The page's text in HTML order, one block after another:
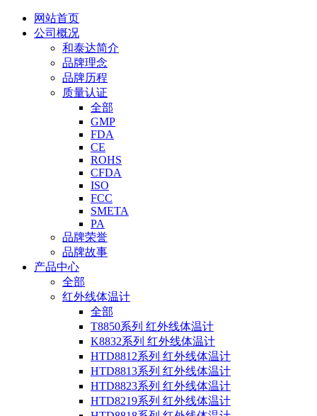
网站首页
公司概况
和泰达简介
品牌理念
品牌历程
质量认证
全部
GMP
FDA
CE
ROHS
CFDA
ISO
FCC
SMETA
PA
品牌荣誉
品牌故事
产品中心
全部
红外线体温计
全部
T8850系列 红外线体温计
K8832系列 红外线体温计
HTD8812系列 红外线体温计
HTD8813系列 红外线体温计
HTD8823系列 红外线体温计
HTD8219系列 红外线体温计